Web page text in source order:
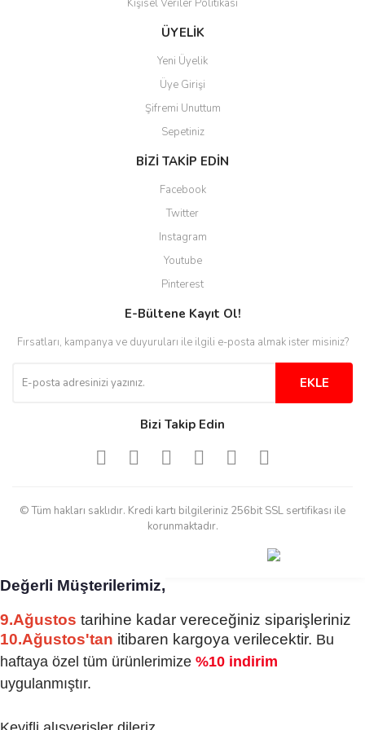
hazırlanmış çok düzenli bir site.
derecede beğendim
Kolay ve hizli alisveris
Deneyimini Paylaş
Kişisel Veriler Politikası
ÜYELİK
Yeni Üyelik
Üye Girişi
Şifremi Unuttum
Sepetiniz
BİZİ TAKİP EDİN
Facebook
Twitter
Instagram
Youtube
Pinterest
E-Bültene Kayıt Ol!
Fırsatları, kampanya ve duyuruları ile ilgili e-posta almak ister misiniz?
EKLE
Bizi Takip Edin
© Tüm hakları saklıdır. Kredi kartı bilgileriniz 256bit SSL sertifikası ile
korunmaktadır.
Değerli Müşterilerimiz,
9.Ağustos tarihine kadar vereceğiniz siparişleriniz
10.Ağustos'tan itibaren kargoya verilecektir. Bu
haftaya özel tüm ürünlerimize %10 indirim
uygulanmıştır.